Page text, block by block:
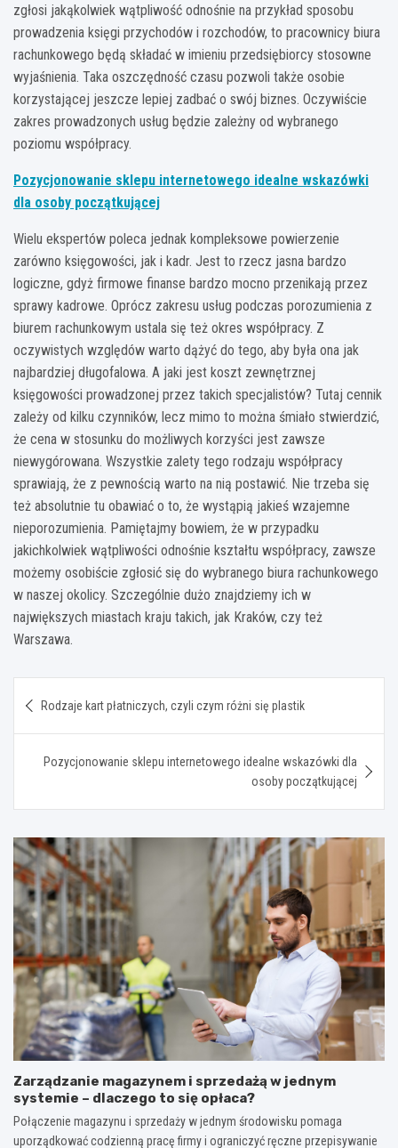
zgłosi jakąkolwiek wątpliwość odnośnie na przykład sposobu
prowadzenia księgi przychodów i rozchodów, to pracownicy biura
rachunkowego będą składać w imieniu przedsiębiorcy stosowne
wyjaśnienia. Taka oszczędność czasu pozwoli także osobie
korzystającej jeszcze lepiej zadbać o swój biznes. Oczywiście
zakres prowadzonych usług będzie zależny od wybranego
poziomu współpracy.
Pozycjonowanie sklepu internetowego idealne wskazówki
dla osoby początkującej
Wielu ekspertów poleca jednak kompleksowe powierzenie
zarówno księgowości, jak i kadr. Jest to rzecz jasna bardzo
logiczne, gdyż firmowe finanse bardzo mocno przenikają przez
sprawy kadrowe. Oprócz zakresu usług podczas porozumienia z
biurem rachunkowym ustala się też okres współpracy. Z
oczywistych względów warto dążyć do tego, aby była ona jak
najbardziej długofalowa. A jaki jest koszt zewnętrznej
księgowości prowadzonej przez takich specjalistów? Tutaj cennik
zależy od kilku czynników, lecz mimo to można śmiało stwierdzić,
że cena w stosunku do możliwych korzyści jest zawsze
niewygórowana. Wszystkie zalety tego rodzaju współpracy
sprawiają, że z pewnością warto na nią postawić. Nie trzeba się
też absolutnie tu obawiać o to, że wystąpią jakieś wzajemne
nieporozumienia. Pamiętajmy bowiem, że w przypadku
jakichkolwiek wątpliwości odnośnie kształtu współpracy, zawsze
możemy osobiście zgłosić się do wybranego biura rachunkowego
w naszej okolicy. Szczególnie dużo znajdziemy ich w
największych miastach kraju takich, jak Kraków, czy też
Warszawa.
wpisu
Rodzaje kart płatniczych, czyli czym różni się plastik
Pozycjonowanie sklepu internetowego idealne wskazówki dla
osoby początkującej
Zarządzanie magazynem i sprzedażą w jednym
systemie – dlaczego to się opłaca?
Połączenie magazynu i sprzedaży w jednym środowisku pomaga
uporządkować codzienną pracę firmy i ograniczyć ręczne przepisywanie